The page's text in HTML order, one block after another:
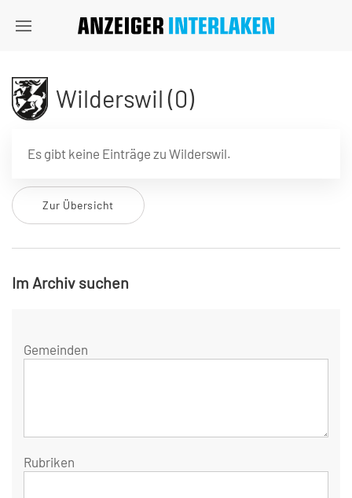
Wilderswil (0)
Es gibt keine Einträge zu Wilderswil.
Zur Übersicht
Im Archiv suchen
Gemeinden
Rubriken